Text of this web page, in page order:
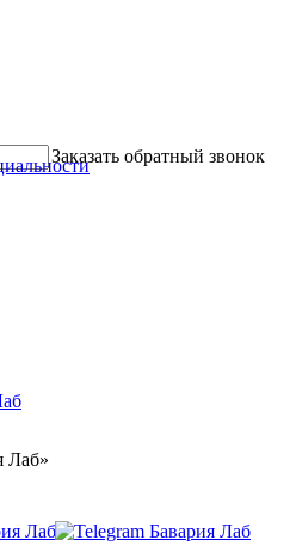
Заказать обратный звонок
Лаб»